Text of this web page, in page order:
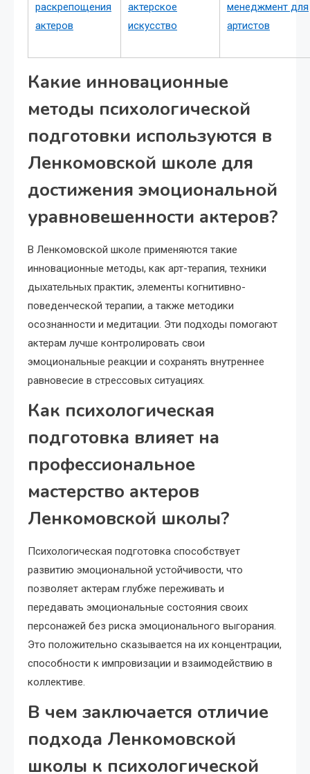
раскрепощения
актеров
актерское
искусство
менеджмент для
артистов
Какие инновационные
методы психологической
подготовки используются в
Ленкомовской школе для
достижения эмоциональной
уравновешенности актеров?
В Ленкомовской школе применяются такие
инновационные методы, как арт-терапия, техники
дыхательных практик, элементы когнитивно-
поведенческой терапии, а также методики
осознанности и медитации. Эти подходы помогают
актерам лучше контролировать свои
эмоциональные реакции и сохранять внутреннее
равновесие в стрессовых ситуациях.
Как психологическая
подготовка влияет на
профессиональное
мастерство актеров
Ленкомовской школы?
Психологическая подготовка способствует
развитию эмоциональной устойчивости, что
позволяет актерам глубже переживать и
передавать эмоциональные состояния своих
персонажей без риска эмоционального выгорания.
Это положительно сказывается на их концентрации,
способности к импровизации и взаимодействию в
коллективе.
В чем заключается отличие
подхода Ленкомовской
школы к психологической